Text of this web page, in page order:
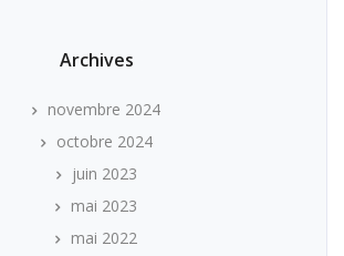
Archives
novembre 2024
octobre 2024
juin 2023
mai 2023
mai 2022